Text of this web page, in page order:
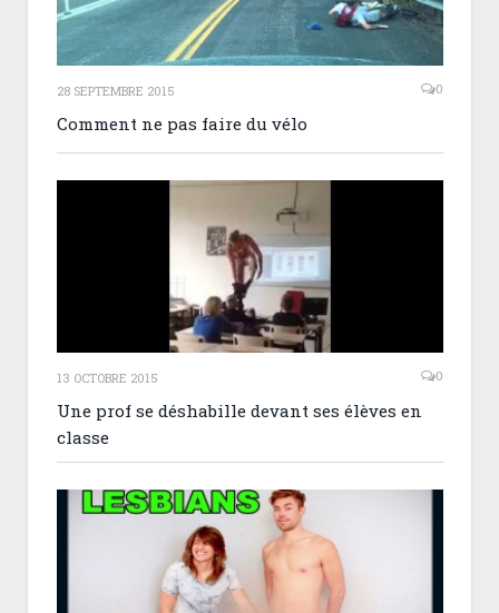
28 SEPTEMBRE 2015 0
Comment ne pas faire du vélo
13 OCTOBRE 2015 0
Une prof se déshabille devant ses élèves en
classe